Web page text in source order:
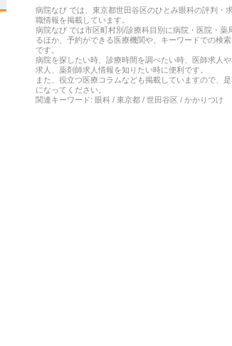
病院なび では、 東京都世田谷区のひとみ眼科の評判・
職情報を掲載しています。
病院なび では市区町村別/診療科目別に病院・医院・薬
るほか、予約ができる医療機関や、キーワードでの検
です。
病院を探したい時、診療時間を調べたい時、医師求人
求人、薬剤師求人情報を知りたい時に便利です。
また、役立つ医療コラムなども掲載していますので、
になってください。
関連キーワード: 眼科 / 東京都 / 世田谷区 / かかりつけ